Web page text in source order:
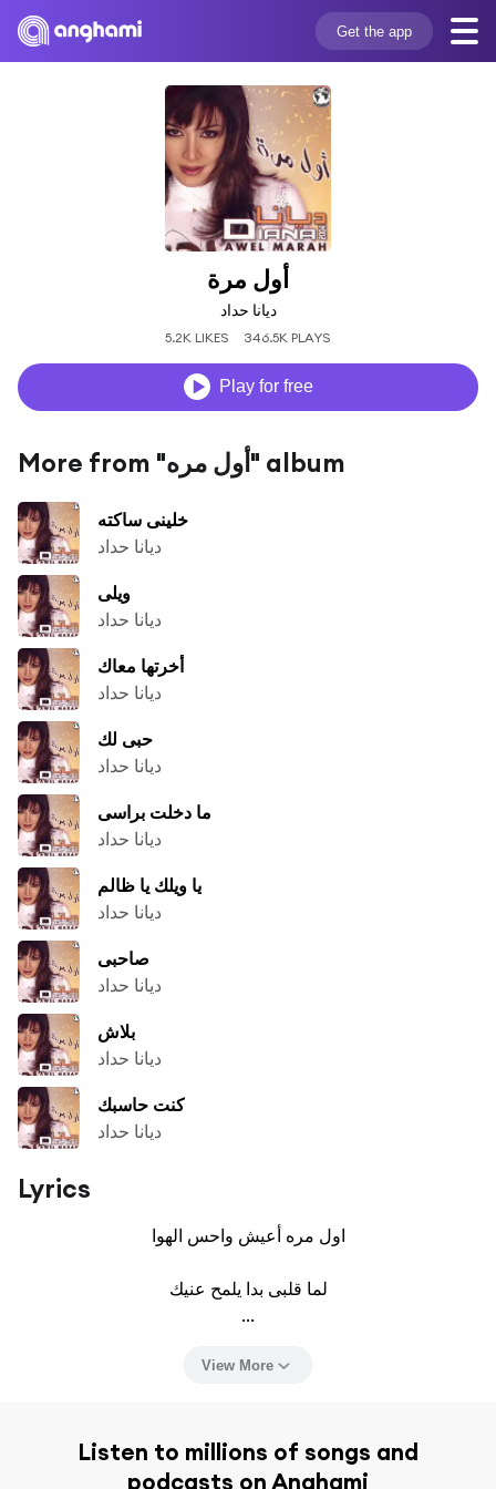
Get the app
أول مرة
ديانا حداد
5.2K LIKES 346.5K PLAYS
Play for free
More from "أول مره" album
خلينى ساكته
ديانا حداد
ويلى
ديانا حداد
أخرتها معاك
ديانا حداد
حبى لك
ديانا حداد
ما دخلت براسى
ديانا حداد
يا ويلك يا ظالم
ديانا حداد
صاحبى
ديانا حداد
بلاش
ديانا حداد
كنت حاسبك
ديانا حداد
Lyrics
اول مره أعيش واحس الهوا
لما قلبى بدا يلمح عنيك
...
View More
Listen to millions of songs and
podcasts on Anghami